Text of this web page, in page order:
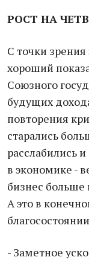
РОСТ НА
С точки зрения
хороший
Союзного
будущих
повторения
старались
расслабились
в экономике -
бизнес больше
А это в
- Заметное